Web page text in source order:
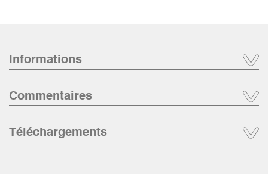
Informations
Commentaires
Téléchargements